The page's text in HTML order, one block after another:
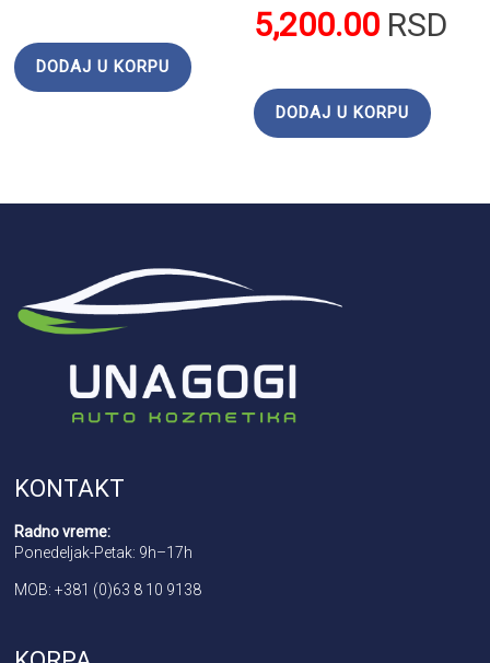
DODAJ U KORPU
5,200.00 RSD
DODAJ U KORPU
KONTAKT
Radno vreme:
Ponedeljak-Petak: 9h–17h
MOB: +381 (0)63 8 10 9138